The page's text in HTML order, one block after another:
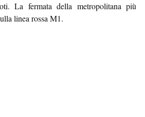
La fermata della metropolitana più
linea rossa M1.